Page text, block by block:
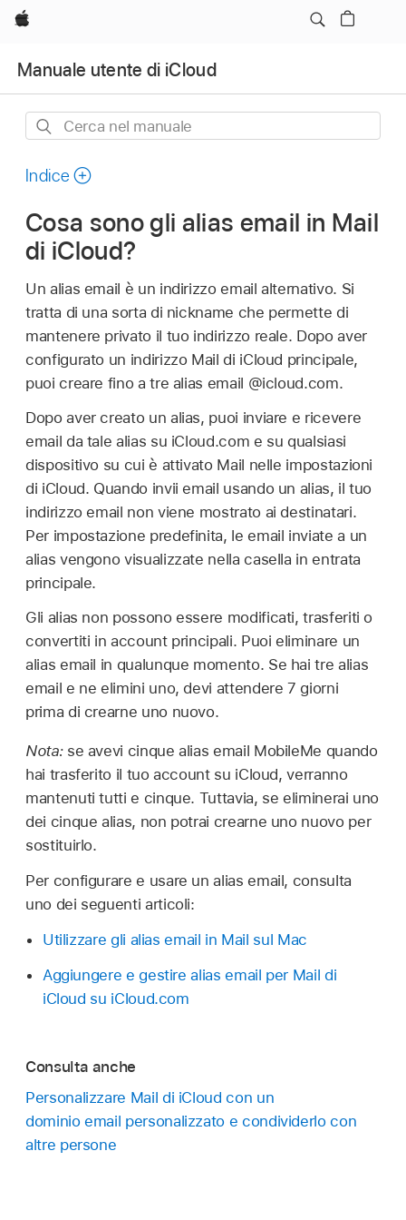
Apple
Manuale utente di iCloud
Cerca
manuale
Indice
Cosa sono gli alias email in Mail
di iCloud?
Un alias email è un indirizzo email alternativo. Si
tratta di una sorta di nickname che permette di
mantenere privato il tuo indirizzo reale. Dopo aver
configurato un indirizzo Mail di iCloud principale,
puoi creare fino a tre alias email @icloud.com.
Dopo aver creato un alias, puoi inviare e ricevere
email da tale alias su iCloud.com e su qualsiasi
dispositivo su cui è attivato Mail nelle impostazioni
di iCloud. Quando invii email usando un alias, il tuo
indirizzo email non viene mostrato ai destinatari.
Per impostazione predefinita, le email inviate a un
alias vengono visualizzate nella casella in entrata
principale.
Gli alias non possono essere modificati, trasferiti o
convertiti in account principali. Puoi eliminare un
alias email in qualunque momento. Se hai tre alias
email e ne elimini uno, devi attendere 7 giorni
prima di crearne uno nuovo.
Nota: se avevi cinque alias email MobileMe quando
hai trasferito il tuo account su iCloud, verranno
mantenuti tutti e cinque. Tuttavia, se eliminerai uno
dei cinque alias, non potrai crearne uno nuovo per
sostituirlo.
Per configurare e usare un alias email, consulta
uno dei seguenti articoli:
Utilizzare gli alias email in Mail sul Mac
Aggiungere e gestire alias email per Mail di
iCloud su iCloud.com
Consulta anche
Personalizzare Mail di iCloud con un
dominio email personalizzato e condividerlo con
altre persone